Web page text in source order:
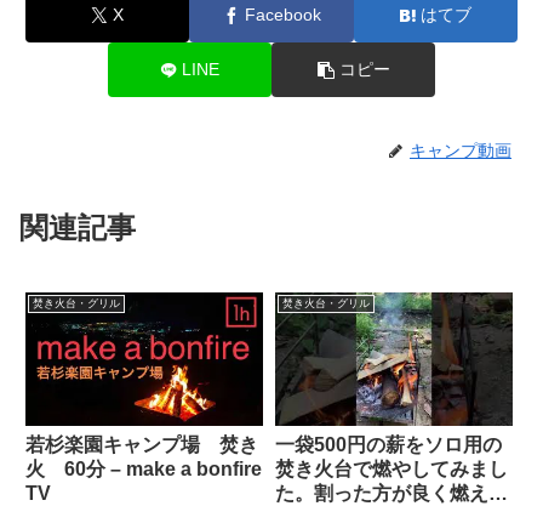
X Facebook はてブ
LINE コピー
キャンプ動画
関連記事
焚き火台・グリル
若杉楽園キャンプ場 焚き
火 60分 – make a bonfire
TV
焚き火台・グリル
一袋500円の薪をソロ用の
焚き火台で燃やしてみまし
た。割った方が良く燃え